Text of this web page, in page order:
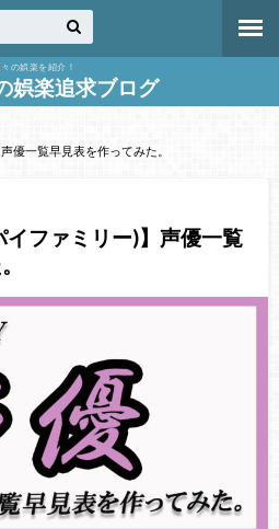
々の娯楽を紹介！
娯楽追求ブログ
優一覧早見表を作ってみた。
イファミリー)】声優一覧